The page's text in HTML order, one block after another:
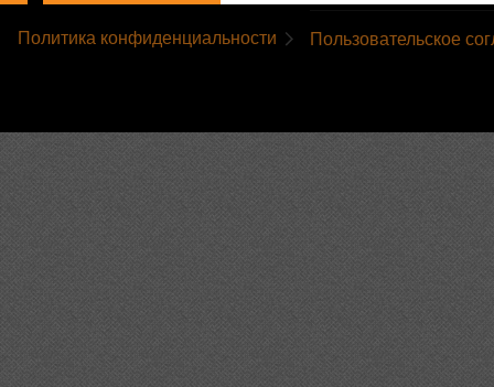
Политика конфиденциальности Пользовательское